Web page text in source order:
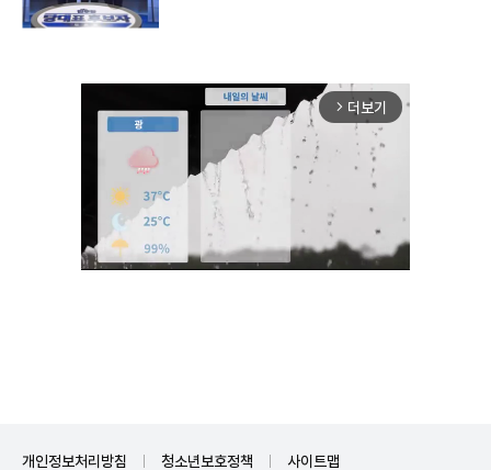
arrow_forward_ios 더보기
개인정보처리방침 청소년보호정책 사이트맵